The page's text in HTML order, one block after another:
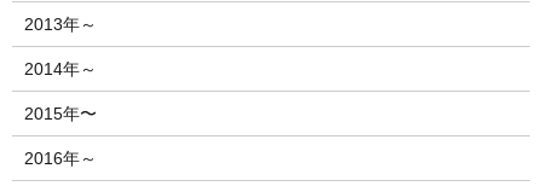
2013年～
2014年～
2015年〜
2016年～